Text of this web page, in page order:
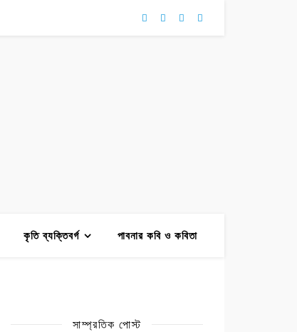
কৃতি ব্যক্তিবর্গ পাবনার কবি ও কবিতা
সাম্প্রতিক পোস্ট